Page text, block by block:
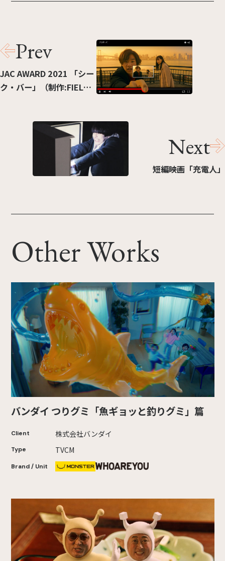
Prev
JAC AWARD 2021 「シー
ク・バー」（制作:FIELD
Next
短編映画「充電人」
Other Works
バンダイ つりグミ「魚ギョッと釣りグミ」篇
Client 株式会社バンダイ
Type TVCM
Brand / Unit